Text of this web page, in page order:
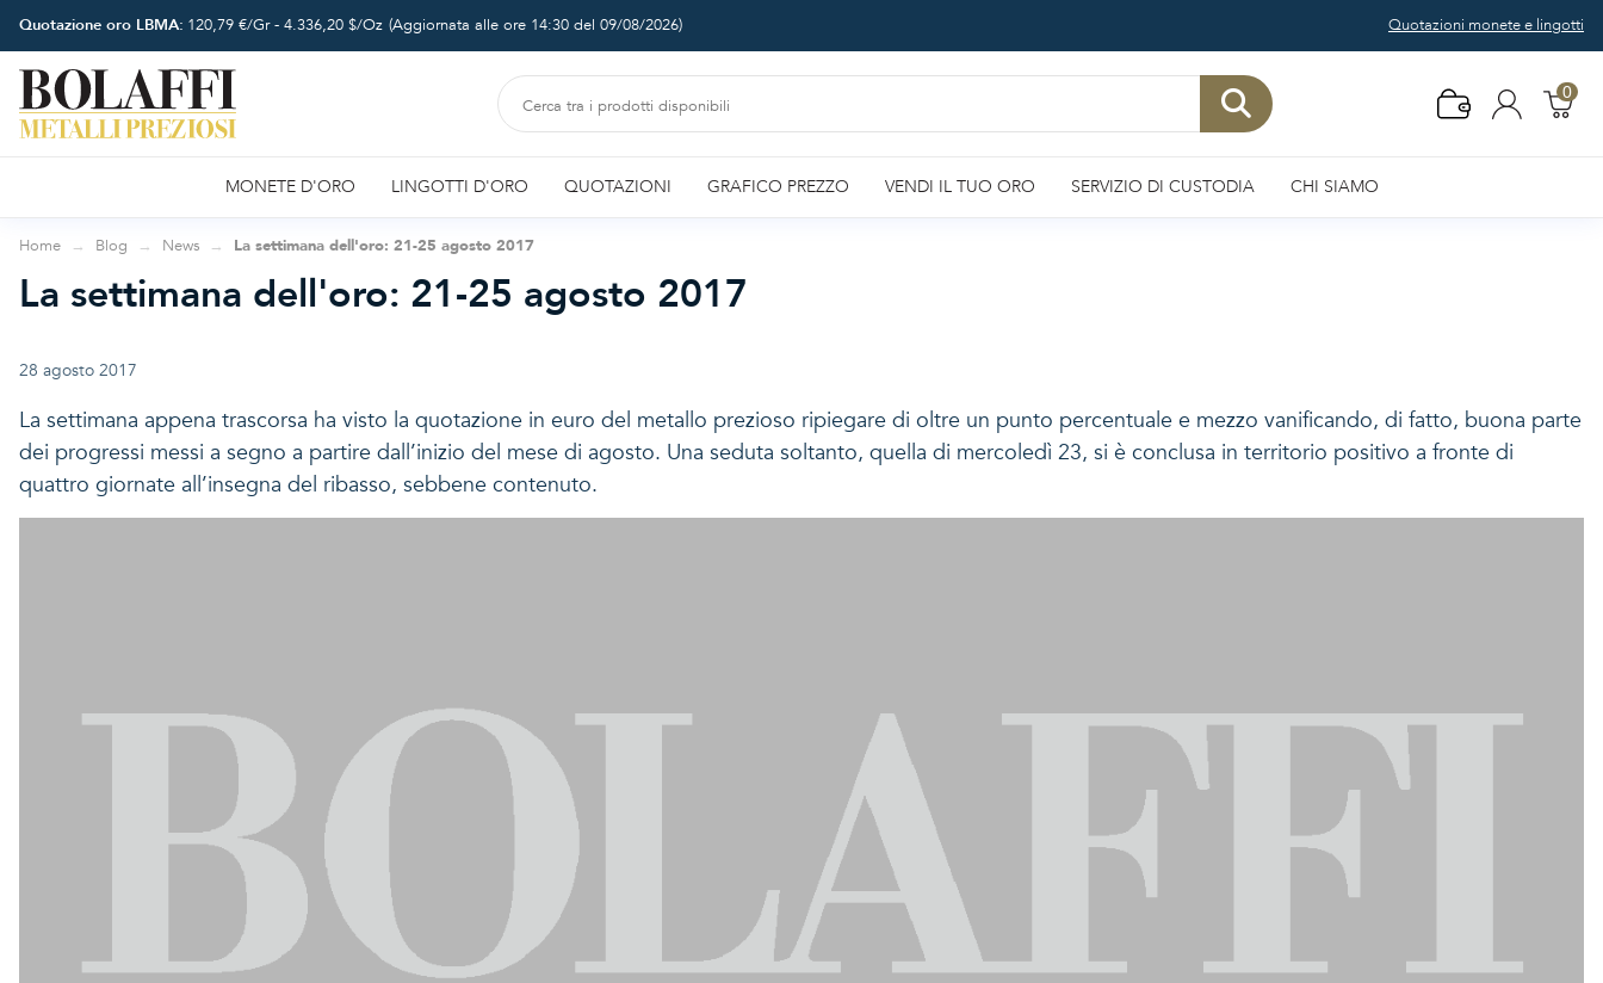
Quotazione oro LBMA: 120,79 €/Gr - 4.336,20 $/Oz (Aggiornata alle ore 14:30 del 09/08/2026) Quotazioni monete e lingotti
0
MONETE D'ORO LINGOTTI D'ORO QUOTAZIONI GRAFICO PREZZO VENDI IL TUO ORO SERVIZIO DI CUSTODIA CHI SIAMO
Home Blog News La settimana dell'oro: 21-25 agosto 2017
La settimana dell'oro: 21-25 agosto 2017
28 agosto 2017
La settimana appena trascorsa ha visto la quotazione in euro del metallo prezioso ripiegare di oltre un punto percentuale e mezzo vanificando, di fatto, buona parte
dei progressi messi a segno a partire dall’inizio del mese di agosto. Una seduta soltanto, quella di mercoledì 23, si è conclusa in territorio positivo a fronte di
quattro giornate all’insegna del ribasso, sebbene contenuto.